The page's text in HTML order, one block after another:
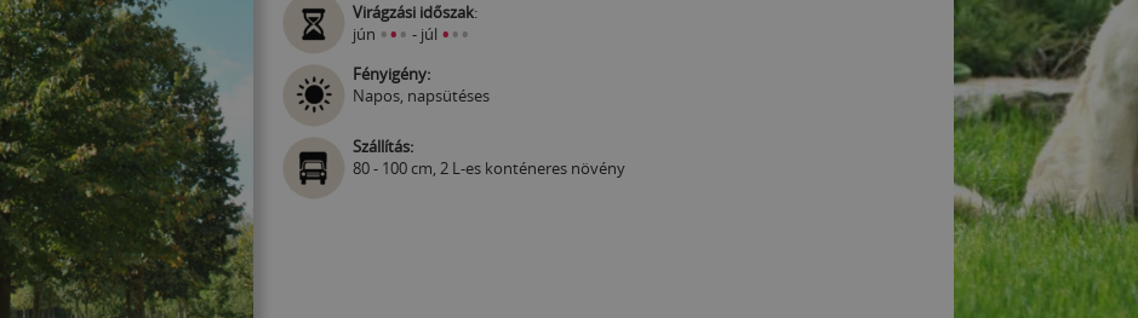
Virágzási időszak:
jún ••• - júl •••
Fényigény:
Napos, napsütéses
Szállítás:
80 - 100 cm, 2 L-es konténeres növény